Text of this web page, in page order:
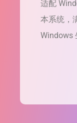
适配
本系统，
Windows